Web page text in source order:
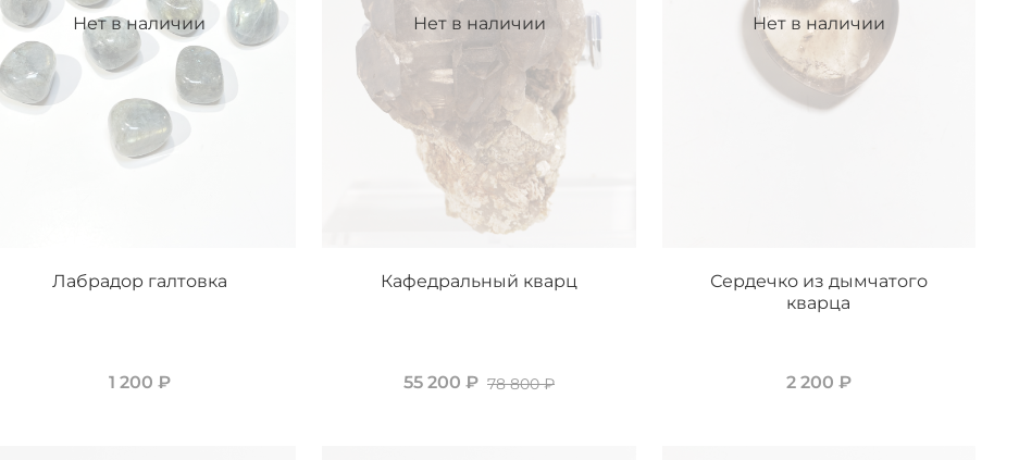
Нет в наличии
Лабрадор галтовка
1 200 ₽
Нет в наличии
Кафедральный кварц
55 200 ₽ 78 800 ₽
Нет в наличии
Сердечко из дымчатого
кварца
2 200 ₽